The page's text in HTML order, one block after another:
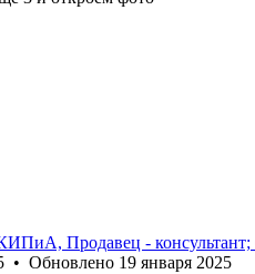
Продавец -
• Обновлено 19 января 2025